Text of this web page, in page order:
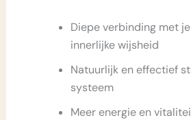
Diepe verbinding met
innerlijke wijsheid
Natuurlijk en effectief
systeem
Meer energie en